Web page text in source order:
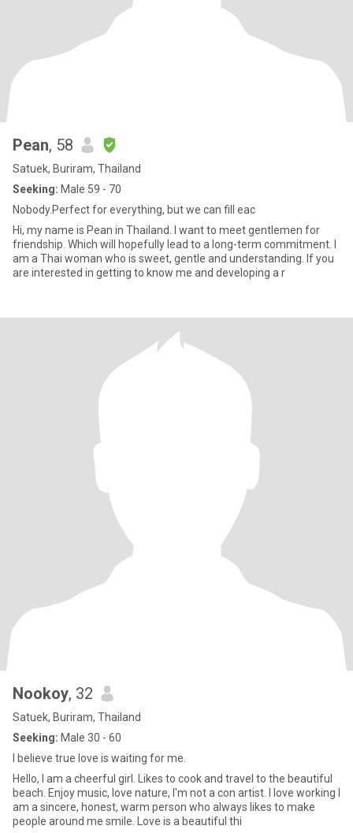
Pean, 58
Satuek, Buriram, Thailand
Seeking: Male 59 - 70
Nobody.Perfect for everything, but we can fill eac
Hi, my name is Pean in Thailand. I want to meet gentlemen for
friendship. Which will hopefully lead to a long-term commitment. I
am a Thai woman who is sweet, gentle and understanding. If you
are interested in getting to know me and developing a r
Nookoy, 32
Satuek, Buriram, Thailand
Seeking: Male 30 - 60
I believe true love is waiting for me.
Hello, I am a cheerful girl. Likes to cook and travel to the beautiful
beach. Enjoy music, love nature, I'm not a con artist. I love working I
am a sincere, honest, warm person who always likes to make
people around me smile. Love is a beautiful thi